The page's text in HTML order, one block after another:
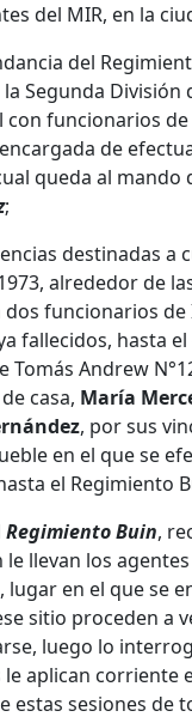
del MIR, en la
del
Segunda División
funcionarios
de
queda al mando
;
destinadas a
alrededor de
funcionarios
fallecidos, hasta
Tomás Andrew
casa, María
, por sus
en el que se
el Regimiento
Regimiento Buin,
le llevan los
lugar en el que se
sitio proceden a
luego lo
aplican corriente
estas sesiones